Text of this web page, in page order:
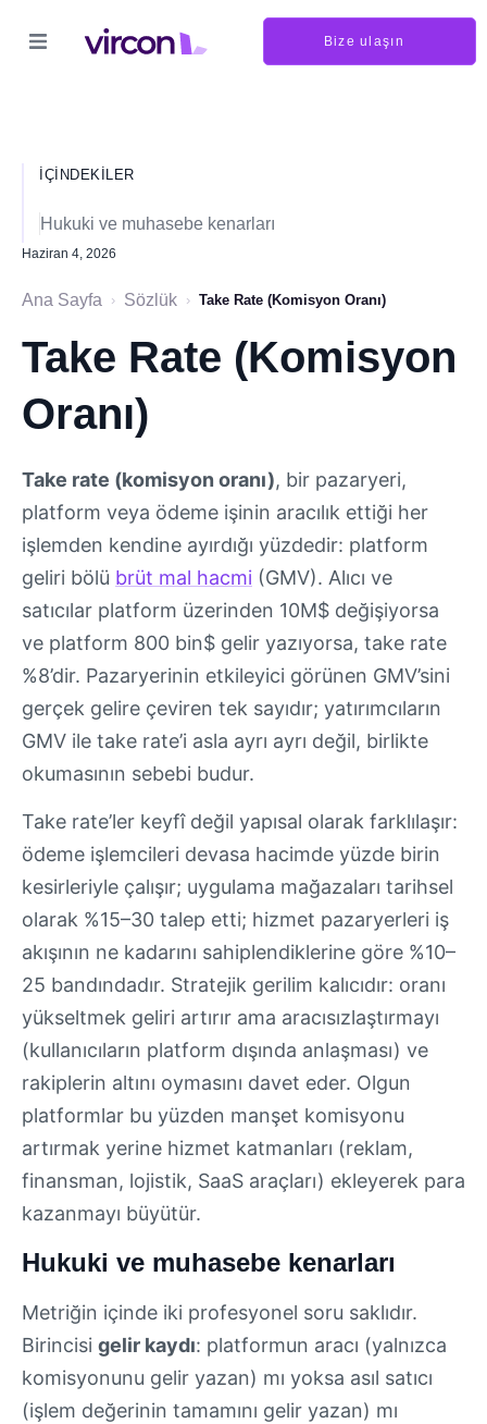
Bize ulaşın
İÇINDEKILER
Hukuki ve muhasebe kenarları
Haziran 4, 2026
Ana Sayfa › Sözlük › Take Rate (Komisyon Oranı)
Take Rate (Komisyon
Oranı)
Take rate (komisyon oranı), bir pazaryeri,
platform veya ödeme işinin aracılık ettiği her
işlemden kendine ayırdığı yüzdedir: platform
geliri bölü brüt mal hacmi (GMV). Alıcı ve
satıcılar platform üzerinden 10M$ değişiyorsa
ve platform 800 bin$ gelir yazıyorsa, take rate
%8’dir. Pazaryerinin etkileyici görünen GMV’sini
gerçek gelire çeviren tek sayıdır; yatırımcıların
GMV ile take rate’i asla ayrı ayrı değil, birlikte
okumasının sebebi budur.
Take rate’ler keyfî değil yapısal olarak farklılaşır:
ödeme işlemcileri devasa hacimde yüzde birin
kesirleriyle çalışır; uygulama mağazaları tarihsel
olarak %15–30 talep etti; hizmet pazaryerleri iş
akışının ne kadarını sahiplendiklerine göre %10–
25 bandındadır. Stratejik gerilim kalıcıdır: oranı
yükseltmek geliri artırır ama aracısızlaştırmayı
(kullanıcıların platform dışında anlaşması) ve
rakiplerin altını oymasını davet eder. Olgun
platformlar bu yüzden manşet komisyonu
artırmak yerine hizmet katmanları (reklam,
finansman, lojistik, SaaS araçları) ekleyerek para
kazanmayı büyütür.
Hukuki ve muhasebe kenarları
Metriğin içinde iki profesyonel soru saklıdır.
Birincisi gelir kaydı: platformun aracı (yalnızca
komisyonunu gelir yazan) mı yoksa asıl satıcı
(işlem değerinin tamamını gelir yazan) mı